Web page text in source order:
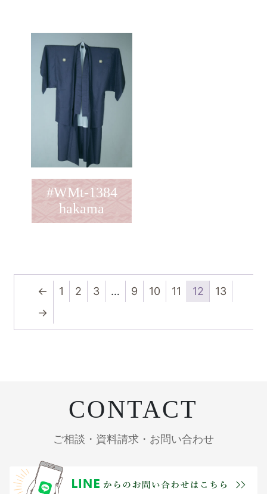
#WMt-1384
hakama
← 1 2 3 … 9 10 11 12
13
→
CONTACT
ご相談・資料請求・お問い合わせ